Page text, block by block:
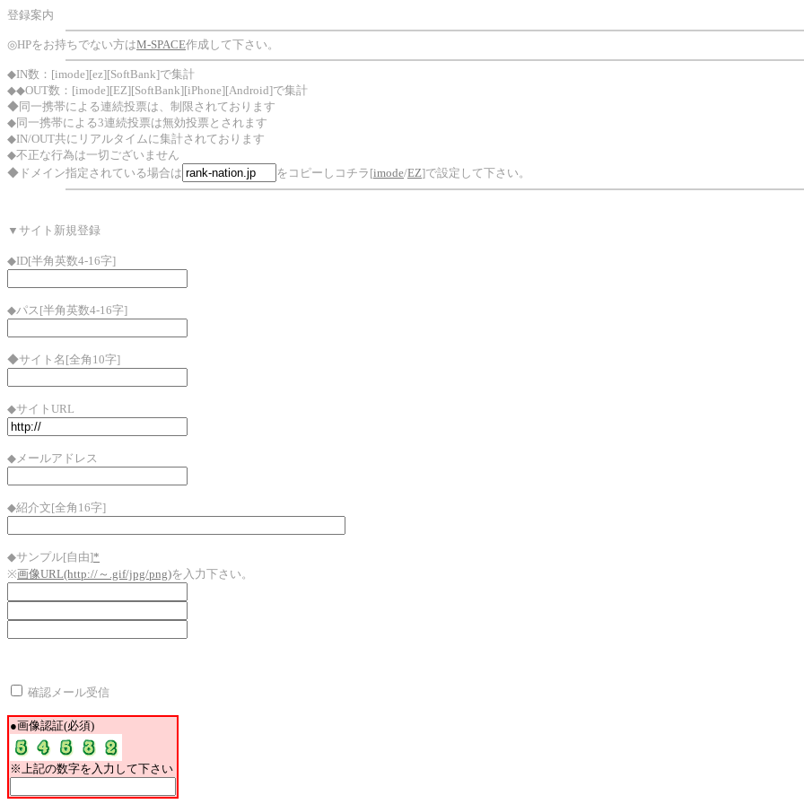
登録案内
◎HPをお持ちでない方はM-SPACE作成して下さい。
◆IN数：[imode][ez][SoftBank]で集計
◆◆OUT数：[imode][EZ][SoftBank][iPhone][Android]で集計
◆同一携帯による連続投票は、制限されております
◆同一携帯による3連続投票は無効投票とされます
◆IN/OUT共にリアルタイムに集計されております
◆不正な行為は一切ございません
◆ドメイン指定されている場合は
をコピーしコチラ[imode/EZ]で設定して下さい。
▼サイト新規登録
◆ID[半角英数4-16字]
◆パス[半角英数4-16字]
◆サイト名[全角10字]
◆サイトURL
◆メールアドレス
◆紹介文[全角16字]
◆サンプル[自由]*
※画像URL(http://～.gif/jpg/png)を入力下さい。
確認メール受信
●画像認証(必須)
※上記の数字を入力して下さい